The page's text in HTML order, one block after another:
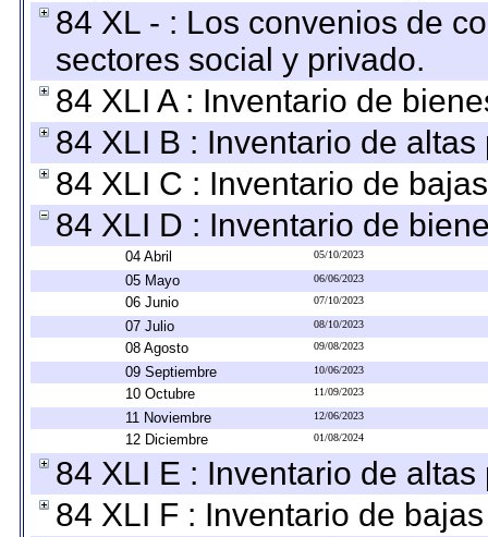
84 XL - : Los convenios de
sectores social y privado.
84 XLI A : Inventario de
84 XLI B : Inventario de
84 XLI C : Inventario de
84 XLI D : Inventario de
04 Abril 05/10/2023
05 Mayo 06/06/2023
06 Junio 07/10/2023
07 Julio 08/10/2023
08 Agosto 09/08/2023
09 Septiembre 10/06/2023
10 Octubre 11/09/2023
11 Noviembre 12/06/2023
12 Diciembre 01/08/2024
84 XLI E : Inventario de
84 XLI F : Inventario de